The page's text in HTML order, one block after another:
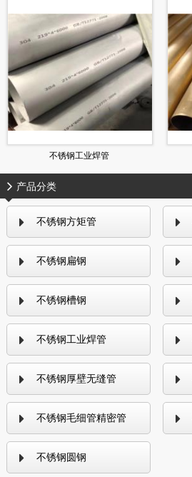
不锈钢工业焊管
产品分类
不锈钢方矩管
不锈钢扁钢
不锈钢槽钢
不锈钢工业焊管
不锈钢厚壁无缝管
不锈钢毛细管精密管
不锈钢圆钢